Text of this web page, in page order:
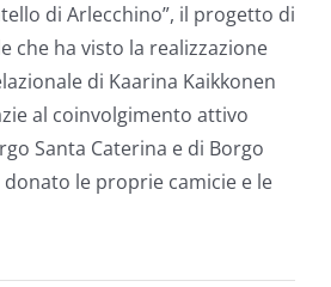
di Arlecchino”, il progetto di
che ha visto la realizzazione
di Kaarina Kaikkonen
al coinvolgimento attivo
Santa Caterina e di Borgo
le proprie camicie e le